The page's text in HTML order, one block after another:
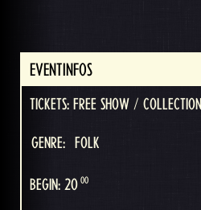
EVENTINFOS
TICKETS: FREE SHOW / COLLECTION
GENRE: FOLK
BEGIN: 20 00